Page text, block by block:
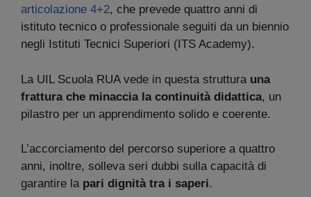
articolazione 4+2, che prevede quattro anni di
istituto tecnico o professionale seguiti da un biennio
negli Istituti Tecnici Superiori (ITS Academy).
La UIL Scuola RUA vede in questa struttura una
frattura che minaccia la continuità didattica, un
pilastro per un apprendimento solido e coerente.
L’accorciamento del percorso superiore a quattro
anni, inoltre, solleva seri dubbi sulla capacità di
garantire la pari dignità tra i saperi.